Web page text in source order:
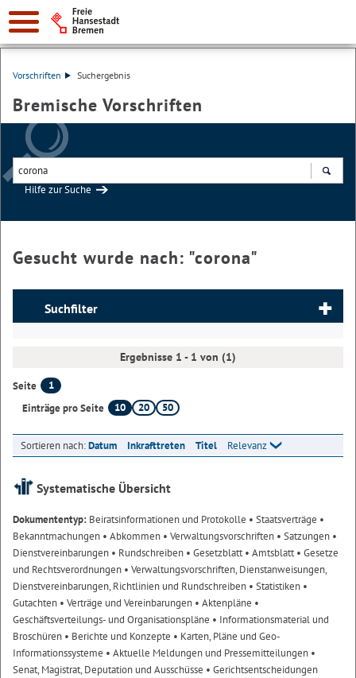
Vorschriften Suchergebnis
Bremische Vorschriften
Hilfe zur Suche
Gesucht wurde nach: "corona"
Suchfilter
Ergebnisse 1 - 1 von (1)
Seite
1
Einträge pro Seite
10 20 50
Sortieren nach:Datum Inkrafttreten Titel Relevanz
Systematische Übersicht
Dokumententyp: Beiratsinformationen und Protokolle • Staatsverträge •
Bekanntmachungen • Abkommen • Verwaltungsvorschriften • Satzungen •
Dienstvereinbarungen • Rundschreiben • Gesetzblatt• Amtsblatt• Gesetze
und Rechtsverordnungen • Verwaltungsvorschriften, Dienstanweisungen,
Dienstvereinbarungen, Richtlinien und Rundschreiben • Statistiken •
Gutachten • Verträge und Vereinbarungen • Aktenpläne •
Geschäftsverteilungs- und Organisationspläne • Informationsmaterial und
Broschüren • Berichte und Konzepte • Karten, Pläne und Geo-
Informationssysteme • Aktuelle Meldungen und Pressemitteilungen •
Senat, Magistrat, Deputation und Ausschüsse • Gerichtsentscheidungen